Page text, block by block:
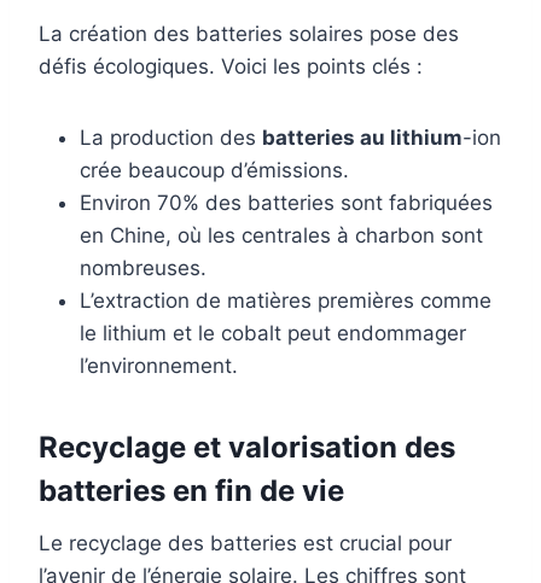
La création des batteries solaires pose des
défis écologiques. Voici les points clés :
La production des batteries au lithium-ion
crée beaucoup d’émissions.
Environ 70% des batteries sont fabriquées
en Chine, où les centrales à charbon sont
nombreuses.
L’extraction de matières premières comme
le lithium et le cobalt peut endommager
l’environnement.
Recyclage et valorisation des
batteries en fin de vie
Le recyclage des batteries est crucial pour
l’avenir de l’énergie solaire. Les chiffres sont